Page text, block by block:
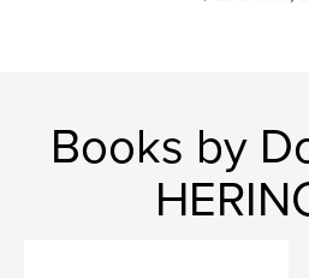
Books by